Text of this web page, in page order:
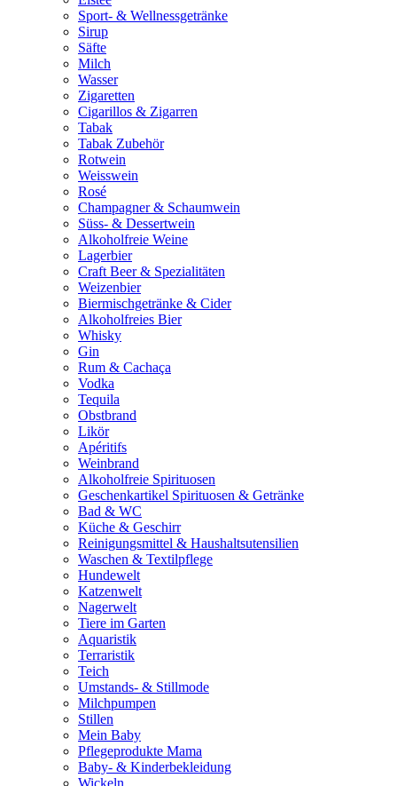
Sport- & Wellnessgetränke
Sirup
Säfte
Milch
Wasser
Zigaretten
Cigarillos & Zigarren
Tabak
Tabak Zubehör
Rotwein
Weisswein
Rosé
Champagner & Schaumwein
Süss- & Dessertwein
Alkoholfreie Weine
Lagerbier
Craft Beer & Spezialitäten
Weizenbier
Biermischgetränke & Cider
Alkoholfreies Bier
Whisky
Gin
Rum & Cachaça
Vodka
Tequila
Obstbrand
Likör
Apéritifs
Weinbrand
Alkoholfreie Spirituosen
Geschenkartikel Spirituosen & Getränke
Bad & WC
Küche & Geschirr
Reinigungsmittel & Haushaltsutensilien
Waschen & Textilpflege
Hundewelt
Katzenwelt
Nagerwelt
Tiere im Garten
Aquaristik
Terraristik
Teich
Umstands- & Stillmode
Milchpumpen
Stillen
Mein Baby
Pflegeprodukte Mama
Baby- & Kinderbekleidung
Wickeln